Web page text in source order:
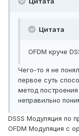
Цитата
OFDM круче
Чего-то я не
первое суть
метод
неправильно
DSSS Модуляция по
OFDM Модуляция с